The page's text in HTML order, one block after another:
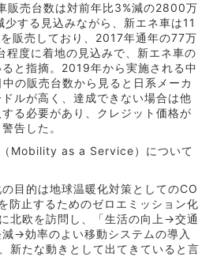
売台数は対前年比3%減の2800万
する見込みながら、新エネ車は11
販売しており、2017年通年の77万
度に着地の見込みで、新エネ車の
と指摘。2019年から実施される中
の販売台数から見ると日系メーカ
ルが高く、達成できない場合は他
る必要があり、クレジット価格が
告した。
Mobility as a Service）について
目的は地球温暖化対策としてのCO
防止するためのゼロエミッション化
北欧を訪問し、「生活の向上→交通
→効率のよい移動システムの導入
新たな動きとして出てきていると言